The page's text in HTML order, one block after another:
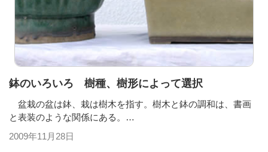
鉢のいろいろ 樹種、樹形によって選択
盆栽の盆は鉢、栽は樹木を指す。樹木と鉢の調和は、書画
と表装のような関係にある。…
2009年11月28日